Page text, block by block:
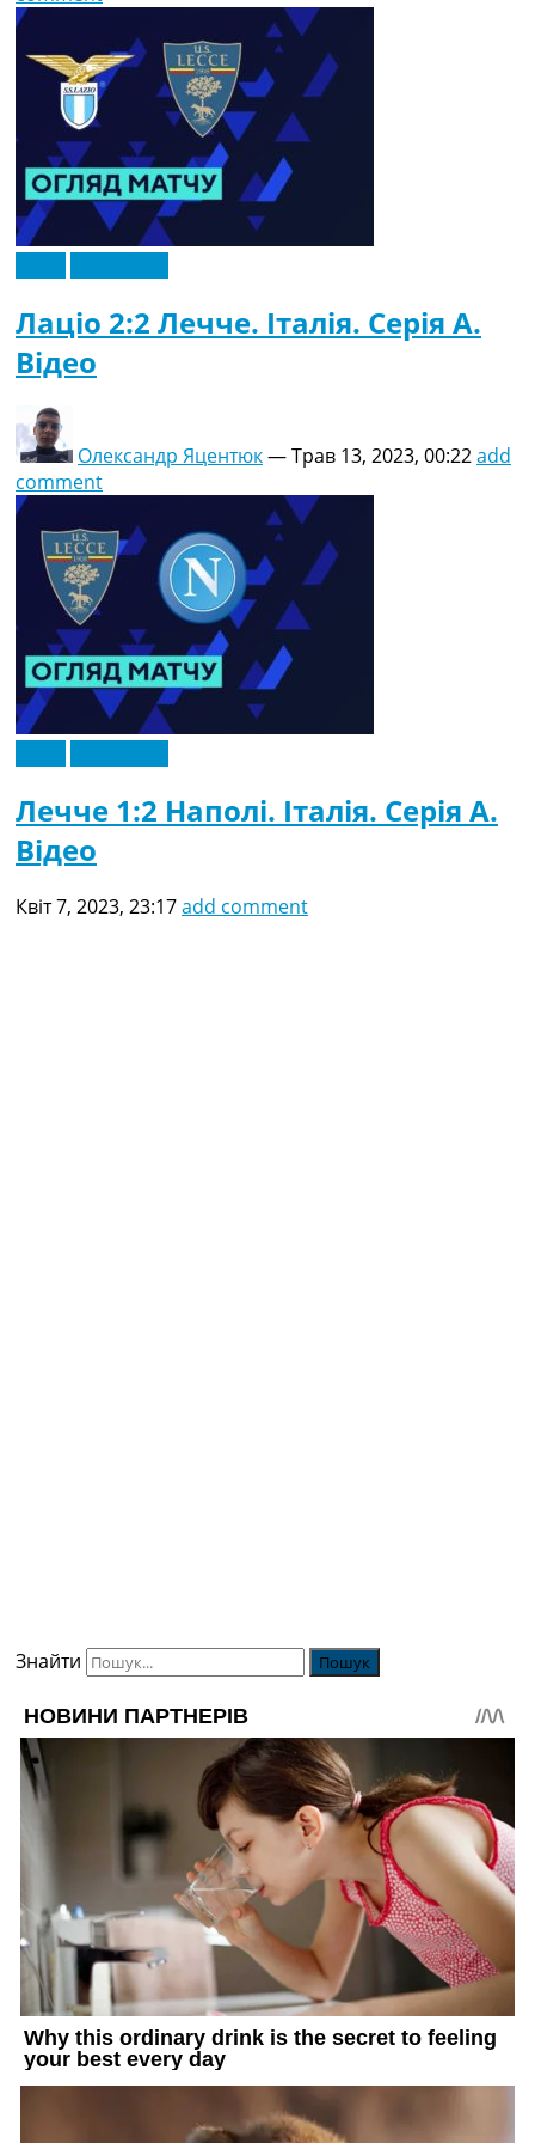
Лаціо 2:2 Лечче. Італія. Серія A.
Відео
Олександр Яцентюк—Трав 13, 2023, 00:22add
comment
Лечче 1:2 Наполі. Італія. Серія A.
Відео
Квіт 7, 2023, 23:17add comment
Знайти